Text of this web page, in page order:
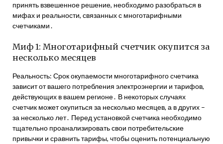
принять взвешенное решение, необходимо разобраться в
мифах и реальности, связанных с многотарифными
счетчиками․
Миф 1: Многотарифный счетчик окупится за
несколько месяцев
Реальность: Срок окупаемости многотарифного счетчика
зависит от вашего потребления электроэнергии и тарифов,
действующих в вашем регионе․ В некоторых случаях
счетчик может окупиться за несколько месяцев, а в других –
за несколько лет․ Перед установкой счетчика необходимо
тщательно проанализировать свои потребительские
привычки и сравнить тарифы, чтобы оценить потенциальную